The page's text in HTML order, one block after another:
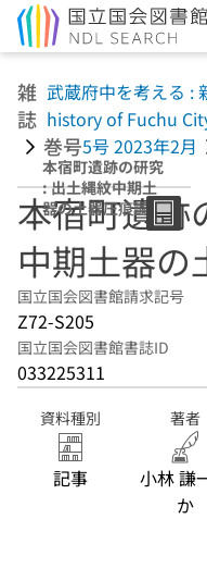
雑
誌
武蔵府中を考える :
history of Fuchu
巻号5号 2023年2月
本宿町遺跡の研究
: 出土縄紋中期土
器の土器圧痕調査
本宿町遺跡
中期土器の
国立国会図書館請求記号
Z72-S205
国立国会図書館書誌ID
033225311
資料種別
記事
著者
小林 謙
か